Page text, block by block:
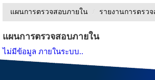
แผนการตรวจสอบภายใน / รายงานการตรว
แผนการตรวจสอบภายใน
ไม่มีข้อมูล ภายในระบบ..